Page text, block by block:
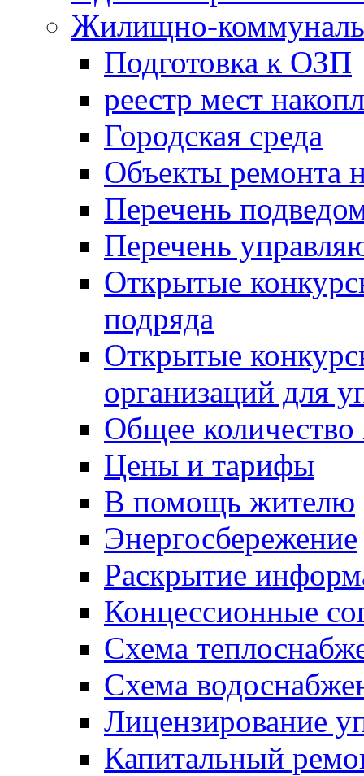
Жилищно-
Подготовка к ОЗП
реестр мест
Городская среда
Объекты ремонта
Перечень
Перечень
Открытые
подряда
Открытые
организаций для
Общее
Цены и тарифы
В помощь жителю
Энергосбережение
Раскрытие
Концессионные
Схема
Схема
Лицензирование
Капитальный